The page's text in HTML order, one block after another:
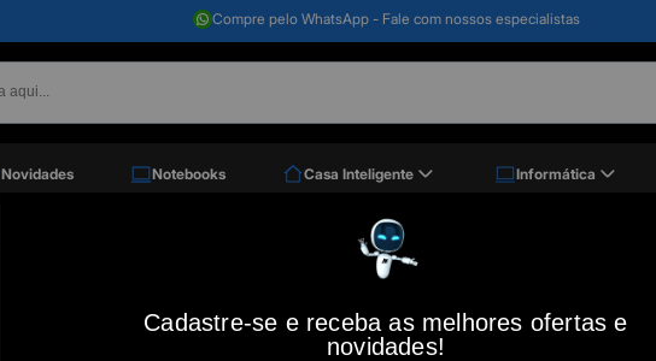
Entrega Expressa - Compre online e receba em casa
Novidades Notebooks Casa Inteligente Informática
Teclado Bluetooth Pebble Keys 2 K380s, Multi-Dispositivo, Grafite, Padrão Us, 920-011789,
Teclado Bluetooth Pebble Keys 2
Cadastre-se e receba as melhores ofertas e
novidades!